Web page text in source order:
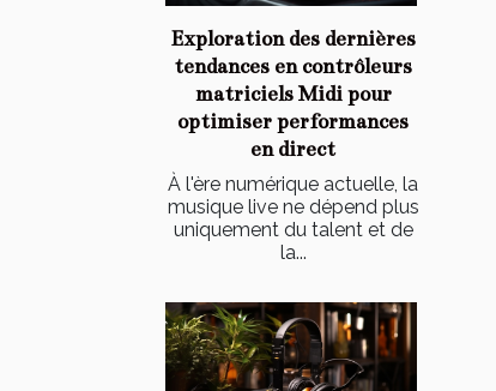
Exploration des dernières
tendances en contrôleurs
matriciels Midi pour
optimiser performances
en direct
À l'ère numérique actuelle, la
musique live ne dépend plus
uniquement du talent et de
la...